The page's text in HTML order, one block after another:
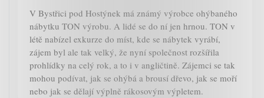
V Bystřici pod Hostýnek má známý výrobce ohýbaného
nábytku TON výrobu. A lidé se do ní jen hrnou. TON v
létě nabízel exkurze do míst, kde se nábytek vyrábí,
zájem byl ale tak velký, že nyní společnost rozšířila
prohlídky na celý rok, a to i v angličtině. Zájemci se tak
mohou podívat, jak se ohýbá a brousí dřevo, jak se moří
nebo jak se dělají výplně rákosovým výpletem.